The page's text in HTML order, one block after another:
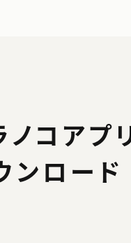
ノコアプ
ンロード